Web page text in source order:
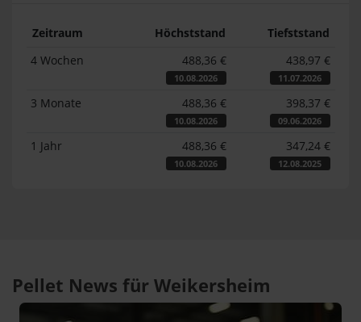
Zeitraum Höchststand
Tiefststand
4 Wochen
488,36 €
10.08.2026
438,97 €
11.07.2026
3 Monate 488,36 €
10.08.2026
398,37 €
09.06.2026
1 Jahr 488,36 €
10.08.2026
347,24 €
12.08.2025
Pellet News für Weikersheim